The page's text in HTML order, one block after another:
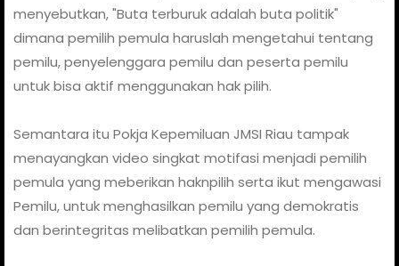
menyebutkan, "Buta terburuk adalah buta politik"
dimana pemilih pemula haruslah mengetahui tentang
pemilu, penyelenggara pemilu dan peserta pemilu
untuk bisa aktif menggunakan hak pilih.
Semantara itu Pokja Kepemiluan JMSI Riau tampak
menayangkan video singkat motifasi menjadi pemilih
pemula yang meberikan haknpilih serta ikut mengawasi
Pemilu, untuk menghasilkan pemilu yang demokratis
dan berintegritas melibatkan pemilih pemula.